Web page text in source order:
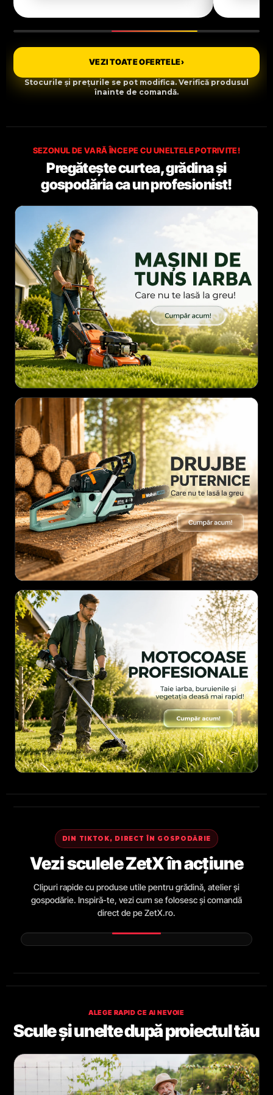
VEZI TOATE OFERTELE›
Stocurile și prețurile se pot modifica. Verifică produsul
înainte de comandă.
SEZONUL DE VARĂ ÎNCEPE CU UNELTELE POTRIVITE!
Pregătește curtea, grădina și
gospodăria ca un profesionist!
DIN TIKTOK, DIRECT ÎN GOSPODĂRIE
Vezi sculele ZetX în acțiune
Clipuri rapide cu produse utile pentru grădină, atelier și
gospodărie. Inspiră-te, vezi cum se folosesc și comandă
direct de pe ZetX.ro.
ALEGE RAPID CE AI NEVOIE
Scule și unelte după proiectul tău